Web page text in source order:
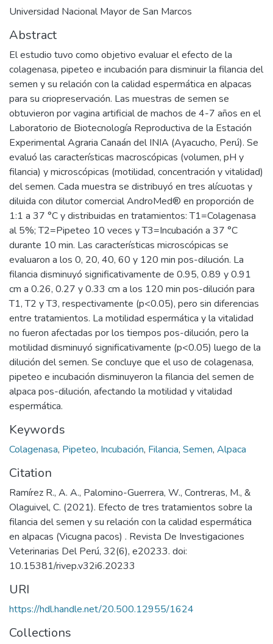
Universidad Nacional Mayor de San Marcos
Abstract
El estudio tuvo como objetivo evaluar el efecto de la
colagenasa, pipeteo e incubación para disminuir la filancia del
semen y su relación con la calidad espermática en alpacas
para su criopreservación. Las muestras de semen se
obtuvieron por vagina artificial de machos de 4-7 años en el
Laboratorio de Biotecnología Reproductiva de la Estación
Experimental Agraria Canaán del INIA (Ayacucho, Perú). Se
evaluó las características macroscópicas (volumen, pH y
filancia) y microscópicas (motilidad, concentración y vitalidad)
del semen. Cada muestra se distribuyó en tres alícuotas y
diluida con dilutor comercial AndroMed® en proporción de
1:1 a 37 °C y distribuidas en tratamientos: T1=Colagenasa
al 5%; T2=Pipeteo 10 veces y T3=Incubación a 37 °C
durante 10 min. Las características microscópicas se
evaluaron a los 0, 20, 40, 60 y 120 min pos-dilución. La
filancia disminuyó significativamente de 0.95, 0.89 y 0.91
cm a 0.26, 0.27 y 0.33 cm a los 120 min pos-dilución para
T1, T2 y T3, respectivamente (p<0.05), pero sin diferencias
entre tratamientos. La motilidad espermática y la vitalidad
no fueron afectadas por los tiempos pos-dilución, pero la
motilidad disminuyó significativamente (p<0.05) luego de la
dilución del semen. Se concluye que el uso de colagenasa,
pipeteo e incubación disminuyeron la filancia del semen de
alpaca pos-dilución, afectando la motilidad y vitalidad
espermática.
Keywords
Colagenasa, Pipeteo, Incubación, Filancia, Semen, Alpaca
Citation
Ramírez R., A. A., Palomino-Guerrera, W., Contreras, M., &
Olaguivel, C. (2021). Efecto de tres tratamientos sobre la
filancia del semen y su relación con la calidad espermática
en alpacas (Vicugna pacos) . Revista De Investigaciones
Veterinarias Del Perú, 32(6), e20233. doi:
10.15381/rivep.v32i6.20233
URI
https://hdl.handle.net/20.500.12955/1624
Collections